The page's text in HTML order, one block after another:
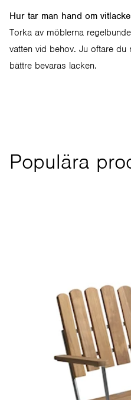
Hur tar man hand om
Torka av möblerna
vatten vid behov. Ju oftare
bättre bevaras lacken.
Populära